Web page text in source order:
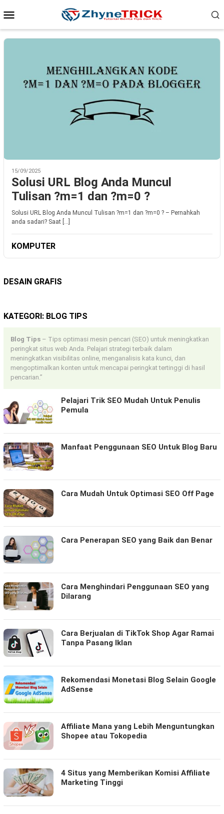
ke
Mobile
15/09/2025
Solusi URL Blog Anda Muncul
Tulisan ?m=1 dan ?m=0 ?
Solusi URL Blog Anda Muncul Tulisan ?m=1 dan ?m=0 ? – Pernahkah
anda sadari? Saat […]
KOMPUTER
DESAIN GRAFIS
KATEGORI: BLOG TIPS
Blog Tips – Tips optimasi mesin pencari (SEO) untuk meningkatkan
peringkat situs web Anda. Pelajari strategi terbaik dalam
meningkatkan visibilitas online, menganalisis kata kunci, dan
mengoptimalkan konten untuk mencapai peringkat tertinggi di hasil
pencarian.”
Pelajari Trik SEO Mudah Untuk Penulis
Pemula
Manfaat Penggunaan SEO Untuk Blog Baru
Cara Mudah Untuk Optimasi SEO Off Page
Cara Penerapan SEO yang Baik dan Benar
Cara Menghindari Penggunaan SEO yang
Dilarang
Cara Berjualan di TikTok Shop Agar Ramai
Tanpa Pasang Iklan
Rekomendasi Monetasi Blog Selain Google
AdSense
Affiliate Mana yang Lebih Menguntungkan
Shopee atau Tokopedia
4 Situs yang Memberikan Komisi Affiliate
Marketing Tinggi